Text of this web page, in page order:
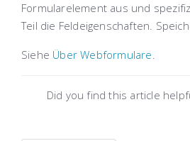
Formularelement aus und
Teil die Feldeigenschaften.
Siehe Über Webformulare.
Did you find this article